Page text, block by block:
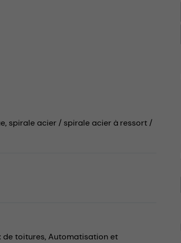
spirale acier / spirale acier à ressort /
de toitures,Automatisation et